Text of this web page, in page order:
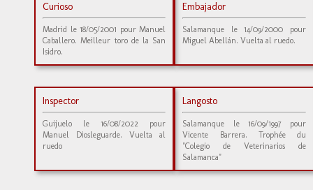
Curioso
Madrid le 18/05/2001 pour Manuel
Caballero. Meilleur toro de la San
Isidro.
Embajador
Salamanque le 14/09/2000 pour
Miguel Abellán. Vuelta al ruedo.
Inspector
Guijuelo le 16/08/2022 pour
Manuel Diosleguarde. Vuelta al
ruedo
Langosto
Salamanque le 16/09/1997 pour
Vicente Barrera. Trophée du
"Colegio de Veterinarios de
Salamanca"